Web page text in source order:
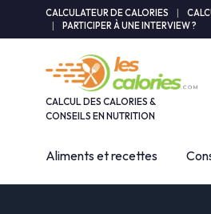
CALCULATEUR DE CALORIES
PARTICIPER À UNE INTERVIEW ?
CALCUL DES CALORIES &
CONSEILS EN NUTRITION
Aliments et recettes
Panneau de gestion des cookies